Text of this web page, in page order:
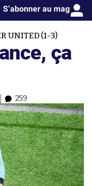
S’abonner au mag
UNITED (1-3)
ça
259